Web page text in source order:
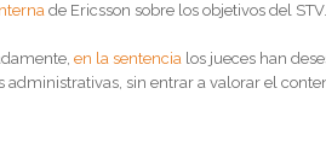
de Ericsson sobre los objetivos del STV.
en la sentencia los jueces han
administrativas, sin entrar a valorar el